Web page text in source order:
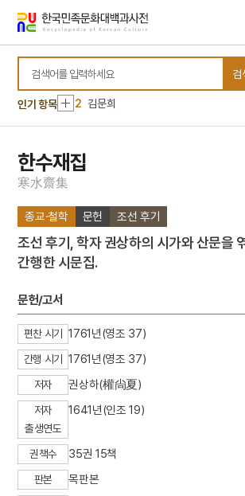
바로가기
바로가기
검색어를 입력하
검
인기 항목
10 관경소기
1 금성대군
2 김문희
3 마니산
4
5
3·1운동
8
가실왕
9 고로쇠나무
1 금성대군
김문희
3 마니산
4
꼭두서니
5 삼
7 3·1운동
8
가실왕
한수재집
寒水齋集
종교·철학 문헌 조선 후기
조선 후기, 학자 권상하의 시가와 산문을
간행한 시문집.
문헌/고서
편찬 시기 1761년(영조 37)
간행 시기 1761년(영조 37)
저자 권상하(權尙夏)
저자
출생연도
1641년(인조 19)
권책수 35권 15책
판본 목판본